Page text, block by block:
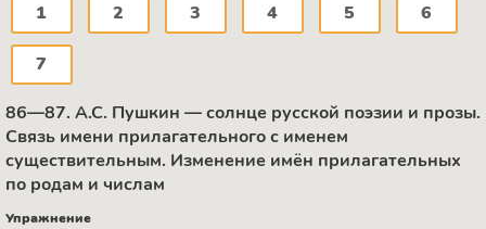
1 2 3 4 5 6
7
86—87. А.С. Пушкин — солнце русской поэзии и прозы.
Связь имени прилагательного с именем
существительным. Изменение имён прилагательных
по родам и числам
Упражнение